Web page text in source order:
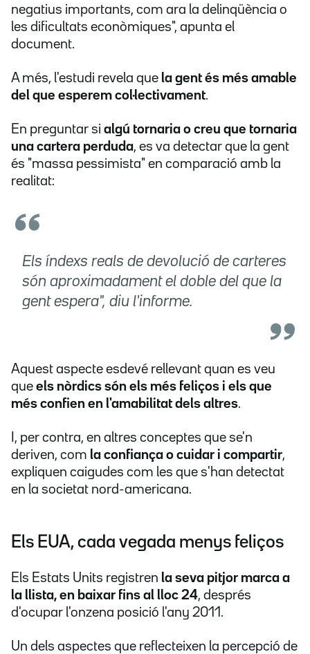
negatius importants, com ara la delinqüència o
les dificultats econòmiques", apunta el
document.
A més, l'estudi revela que la gent és més amable
del que esperem col·lectivament.
En preguntar si algú tornaria o creu que tornaria
una cartera perduda, es va detectar que la gent
és "massa pessimista" en comparació amb la
realitat:
Els índexs reals de devolució de carteres
són aproximadament el doble del que la
gent espera", diu l'informe.
Aquest aspecte esdevé rellevant quan es veu
que els nòrdics són els més feliços i els que
més confien en l'amabilitat dels altres.
I, per contra, en altres conceptes que se'n
deriven, com la confiança o cuidar i compartir,
expliquen caigudes com les que s'han detectat
en la societat nord-americana.
Els EUA, cada vegada menys feliços
Els Estats Units registren la seva pitjor marca a
la llista, en baixar fins al lloc 24, després
d'ocupar l'onzena posició l'any 2011.
Un dels aspectes que reflecteixen la percepció de